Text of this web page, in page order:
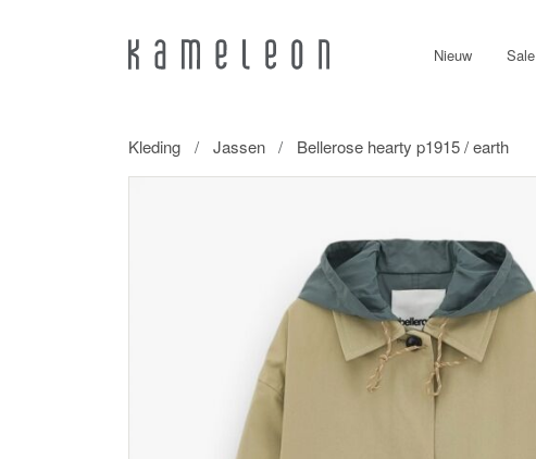
Nieuw Sale
Kleding Jassen Bellerose hearty p1915 / earth